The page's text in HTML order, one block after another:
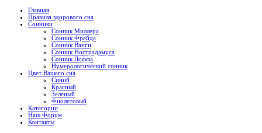
Главная
Правила здорового сна
Сонники
Сонник Миллера
Сонник Фрейда
Сонник Ванги
Сонник Нострадамуса
Сонник Лоффа
Нумерологический сонник
Цвет Вашего сна
Синий
Красный
Зеленый
Фиолетовый
Категории
Наш Форум
Контакты